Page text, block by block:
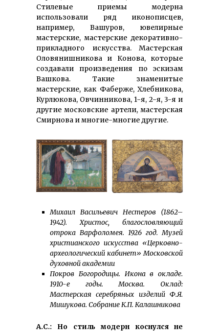
Стилевые приемы модерна
использовали ряд иконописцев,
например, Вашуров, ювелирные
мастерские, мастерские декоративно-
прикладного искусства. Мастерская
Оловянишникова и Конова, которые
создавали произведения по эскизам
Вашкова. Такие знаменитые
мастерские, как Фаберже, Хлебникова,
Курлюкова, Овчинникова, 1-я, 2-я, 3-я и
другие московские артели, мастерская
Смирнова и многие-многие другие.
Михаил Васильевич Нестеров (1862–
1942). Христос, благословляющий
отрока Варфоломея. 1926 год. Музей
христианского искусства «Церковно-
археологический кабинет» Московской
духовной академии
Покров Богородицы. Икона в окладе.
1910-е годы. Москва. Оклад:
Мастерская серебряных изделий Ф.Я.
Мишукова. Собрание К.П. Калашникова
А.С.: Но стиль модерн коснулся не